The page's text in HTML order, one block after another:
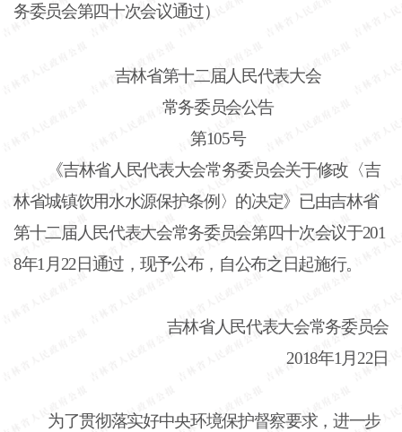
务委员会第四十次会议通过）
吉林省第十二届人民代表大会
常务委员会公告
第105号
《吉林省人民代表大会常务委员会关于修改〈吉
林省城镇饮用水水源保护条例〉的决定》已由吉林省
第十二届人民代表大会常务委员会第四十次会议于201
8年1月22日通过，现予公布，自公布之日起施行。
吉林省人民代表大会常务委员会
2018年1月22日
为了贯彻落实好中央环境保护督察要求，进一步